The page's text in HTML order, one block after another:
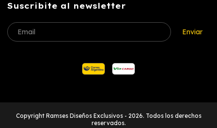
Suscribite al newsletter
Copyright Ramses Diseños Exclusivos - 2026. Todos los derechos
reservados.